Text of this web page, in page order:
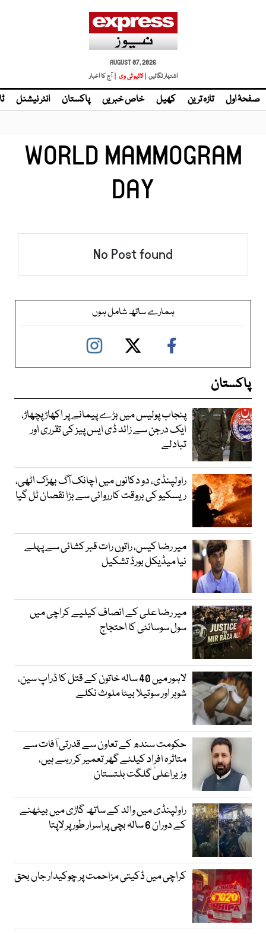
AUGUST 07, 2026
اشتہار لگائیں |
| آج کا اخبار
صفحۂ اول تازہ ترین کھیل خاص خبریں پاکستان انٹر نیشنل
WORLD MAMMOGRAM
DAY
No Post found
ہمارے ساتھ شامل ہوں
پاکستان
پنجاب پولیس میں بڑے پیمانے پر اکھاڑ پچھاڑ،
ایک درجن سے زائد ڈی ایس پیز کی تقرری اور
تبادلے
راولپنڈی، دو دکانوں میں اچانک آگ بھڑک اٹھی،
ریسکیو کی بروقت کارروائی سے بڑا نقصان ٹل گیا
میر رضا کیس، راتوں رات قبر کشائی سے پہلے
نیا میڈیکل بورڈ تشکیل
میر رضا علی کے انصاف کیلیے کراچی میں
سول سوسائٹی کا احتجاج
لاہور میں 40 سالہ خاتون کے قتل کا ڈراپ سین،
شوہر اور سوتیلا بیٹا ملوث نکلے
حکومت سندھ کے تعاون سے قدرتی آفات سے
متاثرہ افراد کیلئے گھر تعمیر کر رہے ہیں،
وزیراعلیٰ گلگت بلتستان
راولپنڈی میں والد کے ساتھ گاڑی میں بیٹھنے
کے دوران 6 سالہ بچی پراسرار طور پر لاپتا
کراچی میں ڈکیتی مزاحمت پر چوکیدار جاں بحق